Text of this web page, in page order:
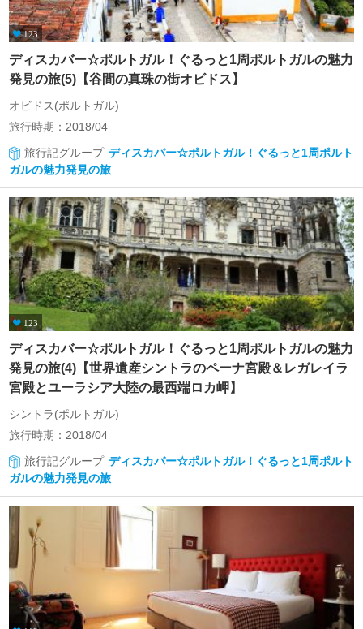
123
ディスカバー☆ポルトガル！ぐるっと1周ポルトガルの魅力
発見の旅(5)【谷間の真珠の街オビドス】
オビドス(ポルトガル)
旅行時期：2018/04
旅行記グループ ディスカバー☆ポルトガル！ぐるっと1周ポルト
ガルの魅力発見の旅
123
ディスカバー☆ポルトガル！ぐるっと1周ポルトガルの魅力
発見の旅(4)【世界遺産シントラのペーナ宮殿＆レガレイラ
宮殿とユーラシア大陸の最西端ロカ岬】
シントラ(ポルトガル)
旅行時期：2018/04
旅行記グループ ディスカバー☆ポルトガル！ぐるっと1周ポルト
ガルの魅力発見の旅